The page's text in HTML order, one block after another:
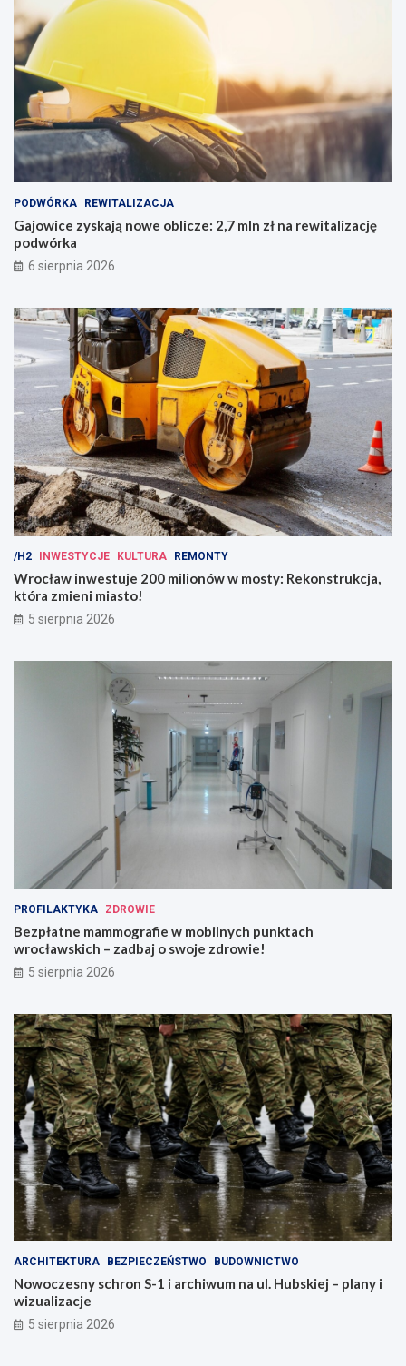
PODWÓRKA REWITALIZACJA
Gajowice zyskają nowe oblicze: 2,7 mln zł na rewitalizację
podwórka
6 sierpnia 2026
/H2 INWESTYCJE KULTURA REMONTY
Wrocław inwestuje 200 milionów w mosty: Rekonstrukcja,
która zmieni miasto!
5 sierpnia 2026
PROFILAKTYKA ZDROWIE
Bezpłatne mammografie w mobilnych punktach
wrocławskich – zadbaj o swoje zdrowie!
5 sierpnia 2026
ARCHITEKTURA BEZPIECZEŃSTWO BUDOWNICTWO
Nowoczesny schron S-1 i archiwum na ul. Hubskiej – plany i
wizualizacje
5 sierpnia 2026